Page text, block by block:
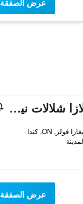
عرض الصفقة
فندق رامادا بلازا شلالات نياغارا
عرض الصفقة